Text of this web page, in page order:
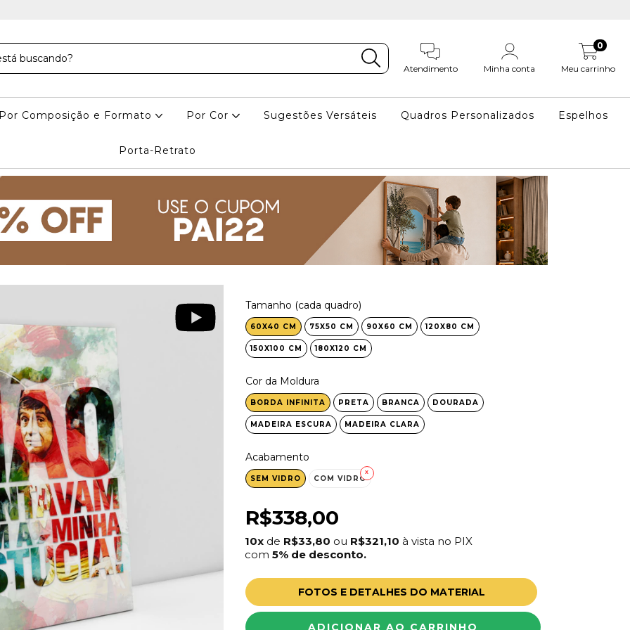
Atendimento Minha conta Meu carrinho
0
Composição e Formato Por Cor Sugestões Versáteis Quadros Personalizados Espelhos
Porta-Retrato
Tamanho (cada quadro)
60X40 CM 75X50 CM 90X60 CM 120X80 CM
150X100 CM 180X120 CM
Cor da Moldura
BORDA INFINITA PRETA BRANCA DOURADA
MADEIRA ESCURA MADEIRA CLARA
Acabamento
SEM VIDRO COM VIDRO
R$338,00
10x de R$33,80 ou R$321,10 à vista no PIX
com 5% de desconto.
FOTOS E DETALHES DO MATERIAL